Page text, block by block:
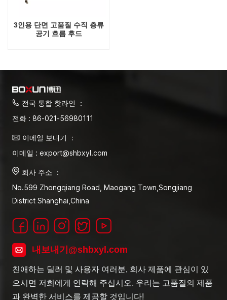
3인용 단면 고품질 수직 층류
공기 흐름 후드
전국 통합 핫라인 ：
전화 : 86-021-56980111
이메일 보내기 ：
이메일 : export@shbxyl.com
회사 주소 ：
No.599 Zhongqiang Road, Maogang Town,Songjiang
District Shanghai,China
내보내기@shbxyl.com
친애하는 딜러 및 사용자 여러분, 회사 제품에 관심이 있
으시면 저희에게 연락해 주십시오. 우리는 고품질의 제품
과 완벽한 서비스를 제공할 것입니다!